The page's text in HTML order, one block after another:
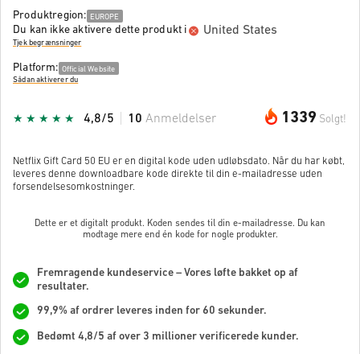
Produktregion: EUROPE
Du kan ikke aktivere dette produkt i United States
Tjek begrænsninger
Platform: Official Website
Sådan aktiverer du
1339 Solgt!
4,8/5 10 Anmeldelser
Netflix Gift Card 50 EU er en digital kode uden udløbsdato. Når du har købt,
leveres denne downloadbare kode direkte til din e-mailadresse uden
forsendelsesomkostninger.
Dette er et digitalt produkt. Koden sendes til din e-mailadresse. Du kan
modtage mere end én kode for nogle produkter.
Fremragende kundeservice – Vores løfte bakket op af
resultater.
99,9% af ordrer leveres inden for 60 sekunder.
Bedømt 4,8/5 af over 3 millioner verificerede kunder.